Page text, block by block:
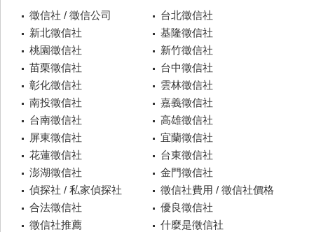
徵信社 / 徵信公司
台北徵信社
新北徵信社
基隆徵信社
桃園徵信社
新竹徵信社
苗栗徵信社
台中徵信社
彰化徵信社
雲林徵信社
南投徵信社
嘉義徵信社
台南徵信社
高雄徵信社
屏東徵信社
宜蘭徵信社
花蓮徵信社
台東徵信社
澎湖徵信社
金門徵信社
偵探社 / 私家偵探社
徵信社費用 / 徵信社價格
合法徵信社
優良徵信社
徵信社推薦
什麼是徵信社